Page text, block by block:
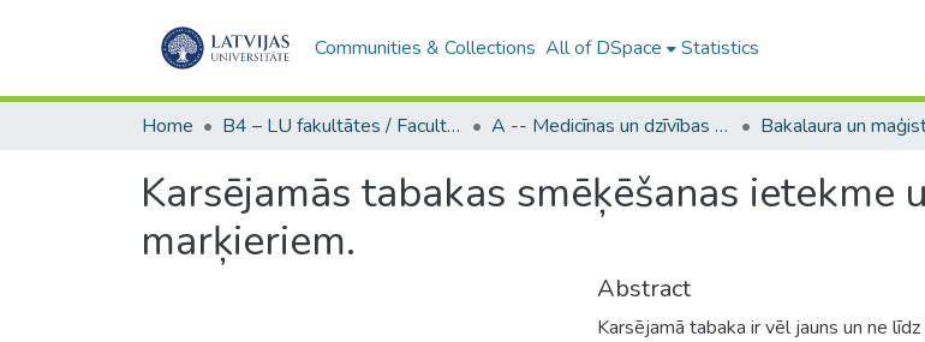
Communities & Collections All of DSpace Statistics
Home B4 – LU fakultātes / Faculties of the UL A -- Medicīnas un dzīvības zinātņu fakultāte / Faculty of Medicine and Life Sciences
Karsējamās tabakas smēķēšanas
marķieriem.
Abstract
Karsējamā tabaka ir vēl jauns un ne